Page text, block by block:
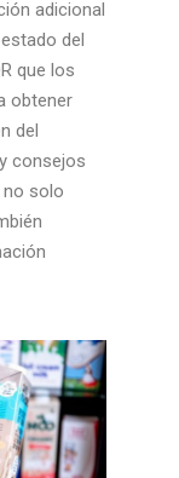
adicional
del
que los
obtener
del
consejos
no solo